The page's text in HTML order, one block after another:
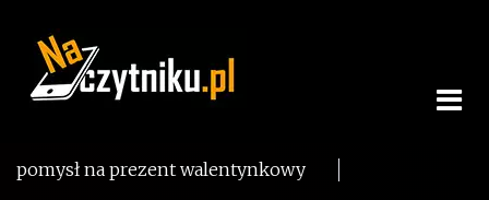
content
pomysł na prezent walentynkowy